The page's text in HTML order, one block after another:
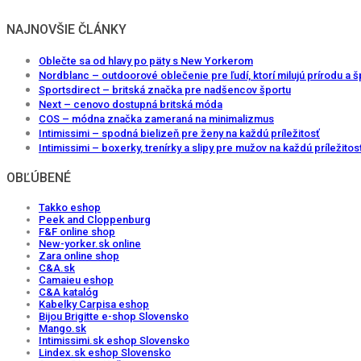
NAJNOVŠIE ČLÁNKY
Oblečte sa od hlavy po päty s New Yorkerom
Nordblanc – outdoorové oblečenie pre ľudí, ktorí milujú prírodu a
Sportsdirect – britská značka pre nadšencov športu
Next – cenovo dostupná britská móda
COS – módna značka zameraná na minimalizmus
Intimissimi – spodná bielizeň pre ženy na každú príležitosť
Intimissimi – boxerky, trenírky a slipy pre mužov na každú
OBĽÚBENÉ
Takko eshop
Peek and Cloppenburg
F&F online shop
New-yorker.sk online
Zara online shop
C&A.sk
Camaieu eshop
C&A katalóg
Kabelky Carpisa eshop
Bijou Brigitte e-shop Slovensko
Mango.sk
Intimissimi.sk eshop Slovensko
Lindex.sk eshop Slovensko